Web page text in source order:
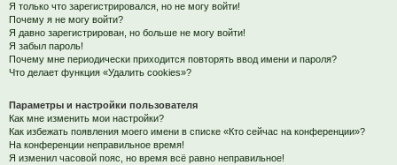
Я только что зарегистрировался, но не могу войти!
Почему я не могу войти?
Я давно зарегистрирован, но больше не могу войти!
Я забыл пароль!
Почему мне периодически приходится повторять ввод имени и пароля?
Что делает функция «Удалить cookies»?
Параметры и настройки пользователя
Как мне изменить мои настройки?
Как избежать появления моего имени в списке «Кто сейчас на конференции»?
На конференции неправильное время!
Я изменил часовой пояс, но время всё равно неправильное!